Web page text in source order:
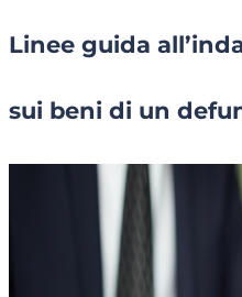
Linee guida
sui beni di un